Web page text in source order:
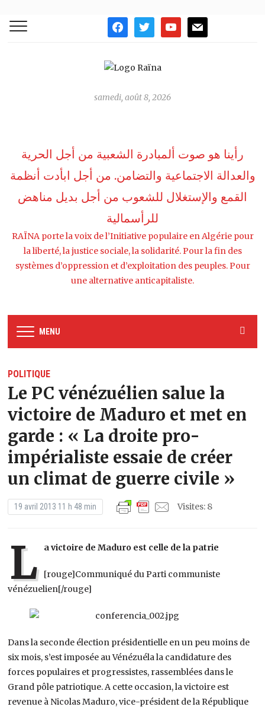
facebooktwitter youtubemail
samedi, août 8, 2026
رأينا هو صوت ألمبادرة الشعبية من أجل الحرية
والعدالة الاجتماعية والتضامن. من أجل ابأدت أنظمة
القمع واﻹستغلال للشعوب من أجل بديل مناهض
للرأسمالية
RAÏNA porte la voix de l’Initiative populaire en Algérie pour
la liberté, la justice sociale, la solidarité. Pour la fin des
systèmes d’oppression et d’exploitation des peuples. Pour
une alternative anticapitaliste.
MENU
POLITIQUE
Le PC vénézuélien salue la
victoire de Maduro et met en
garde : « La droite pro-
impérialiste essaie de créer
un climat de guerre civile »
19 avril 2013 11 h 48 min Visites: 8
L a victoire de Maduro est celle de la patrie
[rouge]Communiqué du Parti communiste
vénézuelien[/rouge]
Dans la seconde élection présidentielle en un peu moins de
six mois, s’est imposée au Vénézuéla la candidature des
forces populaires et progressistes, rassemblées dans le
Grand pôle patriotique. A cette occasion, la victoire est
revenue à Nicolas Maduro, vice-président de la République